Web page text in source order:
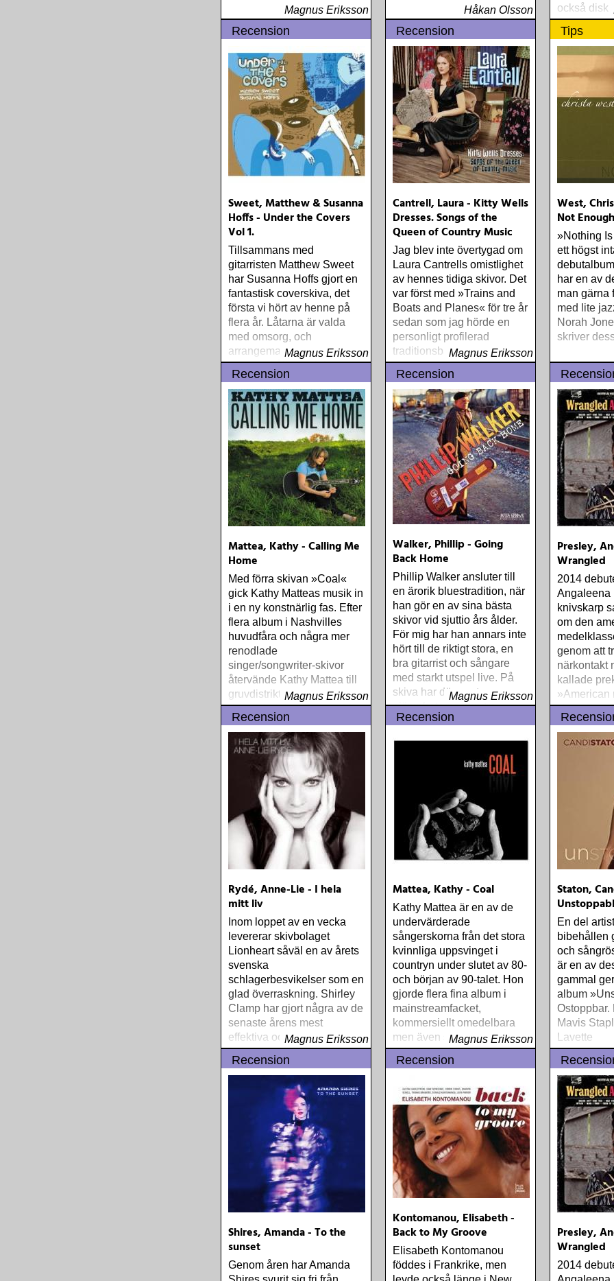
Magnus Eriksson Håkan Olsson
också
Recension
Sweet, Matthew & Susanna
Hoffs - Under the Covers
Vol 1.
Tillsammans med
gitarristen Matthew Sweet
har Susanna Hoffs gjort en
fantastisk coverskiva, det
första vi hört av henne på
flera år. Låtarna är valda
med omsorg, och
arrangemangen väl
sammanhållna: mjukt
mullrande gitarr, följsamt
rytmkomp och snygg
stämsång à la sextiotalets
huvudfåra
Magnus Eriksson
Recension
Cantrell, Laura - Kitty Wells
Dresses. Songs of the
Queen of Country Music
Jag blev inte övertygad om
Laura Cantrells omistlighet
av hennes tidiga skivor. Det
var först med »Trains and
Boats and Planes« för tre år
sedan som jag hörde en
personligt profilerad
traditionsbärare, och den
gavs inte ens ut som en
riktig skiva
Magnus Eriksson
Tips
West,
Not Enough
»Nothing
ett högst
har en av
man gärna
med lite
Norah
skriver
Recension
Mattea, Kathy - Calling Me
Home
Med förra skivan »Coal«
gick Kathy Matteas musik in
i en ny konstnärlig fas. Efter
flera album i Nashvilles
huvudfåra och några mer
renodlade
singer/songwriter-skivor
återvände Kathy Mattea till
gruvdistrikten i hemstaten
West Virginia. »Calling Me
Home« är en fortsättning
Magnus Eriksson
Recension
Walker, Phillip - Going
Back Home
Phillip Walker ansluter till
en ärorik bluestradition, när
han gör en av sina bästa
skivor vid sjuttio års ålder.
För mig har han annars inte
hört till de riktigt stora, en
bra gitarrist och sångare
med starkt utspel live. På
skiva har däremot
ojämnheterna mindre
barmhärtigt lyst igenom
Magnus Eriksson
Presley,
Wrangled
2014
Angaleena
knivskarp
om den
genom att
närkontakt
kallade
»American
sjöng
alltmer
uttydda
Recension
Rydé, Anne-Lie - I hela
mitt liv
Inom loppet av en vecka
levererar skivbolaget
Lionheart såväl en av årets
svenska
schlagerbesvikelser som en
glad överraskning. Shirley
Clamp har gjort några av de
senaste årens mest
effektiva och melodiskt
förföriska schlagrar, »Min
kärlek« och »Att älska dig«
Magnus Eriksson
Recension
Mattea, Kathy - Coal
Kathy Mattea är en av de
undervärderade
sångerskorna från det stora
kvinnliga uppsvinget i
countryn under slutet av 80-
och början av 90-talet. Hon
gjorde flera fina album i
mainstreamfacket,
kommersiellt omedelbara
men även stramt traditions-
och genusmedvetna
Magnus Eriksson
Staton,
En del
bibehållen
och
är en av
gammal
album
Ostoppbar.
Mavis
Lavette
Recension
Shires, Amanda - To the
sunset
Genom åren har Amanda
Recension
Kontomanou, Elisabeth -
Back to My Groove
Elisabeth Kontomanou
föddes i Frankrike, men
Presley,
Wrangled
2014